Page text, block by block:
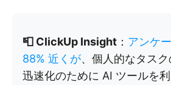
📮 ClickUp Insight ： アンケ
88% 近くが、個人的なタス
迅速化のために AI ツールを利